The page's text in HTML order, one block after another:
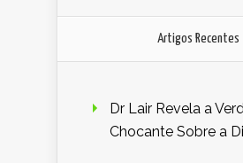
Artigos Recentes
Dr Lair Revela a
Chocante Sobre a